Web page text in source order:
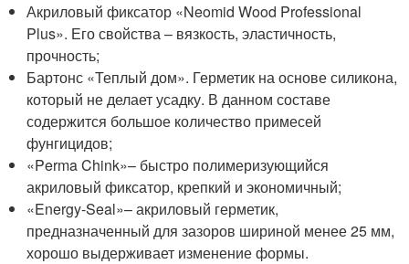
Акриловый фиксатор «Neomid Wood Professional
Plus». Его свойства – вязкость, эластичность,
прочность;
Бартонс «Теплый дом». Герметик на основе силикона,
который не делает усадку. В данном составе
содержится большое количество примесей
фунгицидов;
«Perma Chink»– быстро полимеризующийся
акриловый фиксатор, крепкий и экономичный;
«Energy-Seal»– акриловый герметик,
предназначенный для зазоров шириной менее 25 мм,
хорошо выдерживает изменение формы.